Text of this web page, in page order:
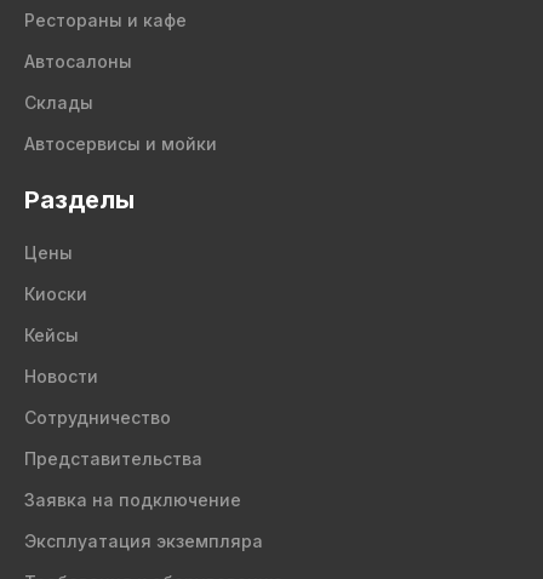
Рестораны и кафе
Автосалоны
Склады
Автосервисы и мойки
Разделы
Цены
Киоски
Кейсы
Новости
Сотрудничество
Представительства
Заявка на подключение
Эксплуатация экземпляра